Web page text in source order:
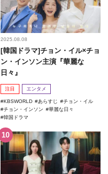
2025.08.08
[韓国ドラマ]チョン・イル×チョ
ン・インソン主演『華麗な
日々』
注目 エンタメ
KBSWORLD あらすじ
チョン・イル
チョン・インソン
華麗な日々
韓国ドラマ